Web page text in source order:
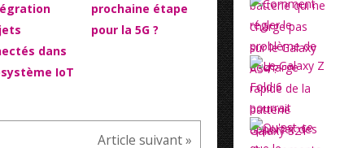
dans
IoT
prochaine étape
pour la 5G ?